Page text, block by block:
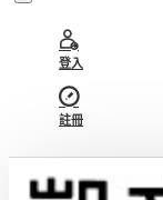
登入
註冊